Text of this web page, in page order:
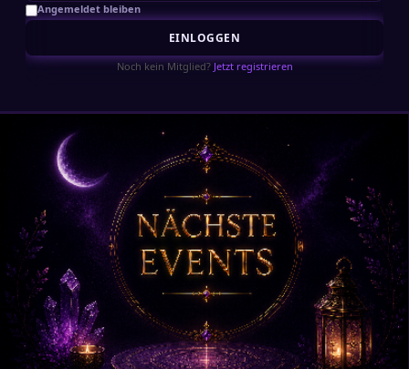
Angemeldet bleiben
Noch kein Mitglied? Jetzt registrieren